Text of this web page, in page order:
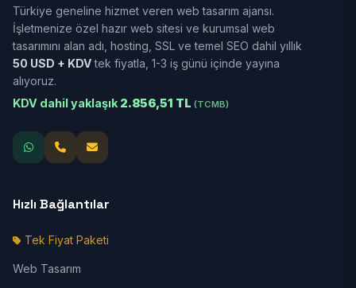
Türkiye geneline hizmet veren web tasarım ajansı.
İşletmenize özel hazır web sitesi ve kurumsal web
tasarımını alan adı, hosting, SSL ve temel SEO dahil yıllık
50 USD + KDVtek fiyatla, 1-3 iş günü içinde yayına
alıyoruz.
KDV dahil yaklaşık 2.856,51 TL (TCMB)
Hızlı Bağlantılar
Tek Fiyat Paketi
Web Tasarım